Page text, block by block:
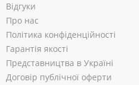
Відгуки
Про нас
Політика конфіденційності
Гарантія якості
Представництва в Україні
Договір публічної оферти